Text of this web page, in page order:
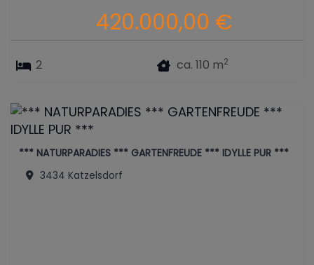
2 ca. 110 m2
420.000,00 €
*** NATURPARADIES *** GARTENFREUDE *** IDYLLE PUR ***
3434 Katzelsdorf